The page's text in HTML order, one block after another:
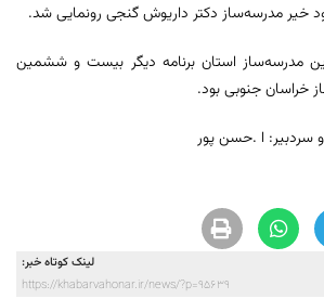
خیر مدرسه‌ساز دکتر داریوش گنجی رونمایی شد.
مدرسه‌ساز استان برنامه دیگر بیست و ششمین
خراسان جنوبی بود.
و سردبیر: ا .حسن پور
لینک کوتاه خبر:
https://khabarvahonar.ir/news/?p=95639